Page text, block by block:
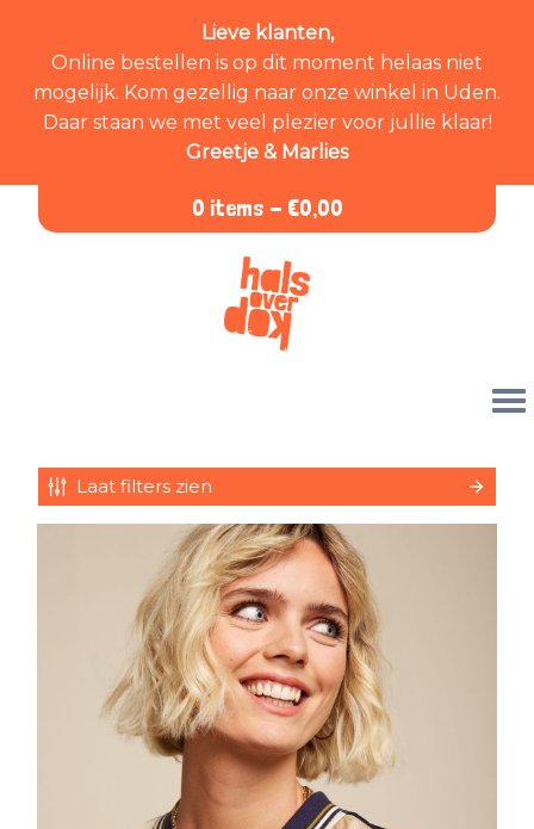
Lieve klanten,
Online bestellen is op dit moment helaas niet
mogelijk. Kom gezellig naar onze winkel in Uden.
Daar staan we met veel plezier voor jullie klaar!
Greetje & Marlies
0 items - €0,00
Laat filters zien